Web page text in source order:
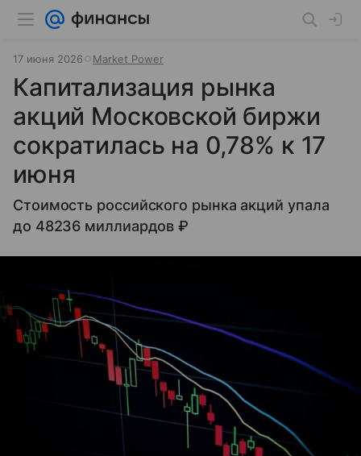
17 июня 2026 Market Power
Капитализация рынка
акций Московской биржи
сократилась на 0,78% к 17
июня
Стоимость российского рынка акций упала
до 48236 миллиардов ₽